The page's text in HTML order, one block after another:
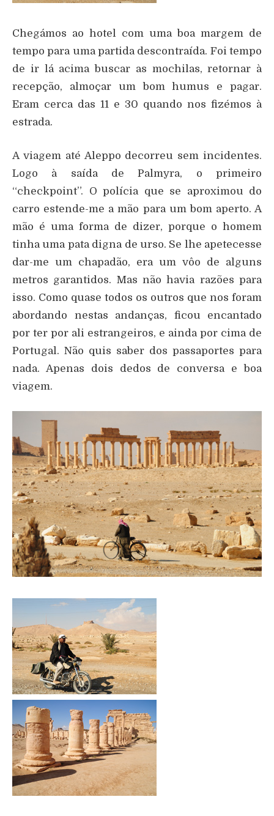
Chegámos ao hotel com uma boa margem de
tempo para uma partida descontraída. Foi tempo
de ir lá acima buscar as mochilas, retornar à
recepção, almoçar um bom humus e pagar.
Eram cerca das 11 e 30 quando nos fizémos à
estrada.
A viagem até Aleppo decorreu sem incidentes.
Logo à saída de Palmyra, o primeiro
“checkpoint”. O polícia que se aproximou do
carro estende-me a mão para um bom aperto. A
mão é uma forma de dizer, porque o homem
tinha uma pata digna de urso. Se lhe apetecesse
dar-me um chapadão, era um vôo de alguns
metros garantidos. Mas não havia razões para
isso. Como quase todos os outros que nos foram
abordando nestas andanças, ficou encantado
por ter por ali estrangeiros, e ainda por cima de
Portugal. Não quis saber dos passaportes para
nada. Apenas dois dedos de conversa e boa
viagem.